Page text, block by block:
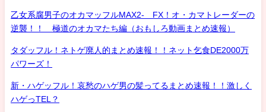
乙女系腐男子のオカマッフルMAX2- FX！オ・カマトレーダーの
逆襲！！ 極道のオカマたち編（おもしろ動画まとめ速報）
タダッフル！ネトゲ廃人的まとめ速報！！ネット乞食DE2000万
パワーズ！
新・ハゲッフル！哀愁のハゲ男の髪ってるまとめ速報！！激しく
ハゲっTEL？